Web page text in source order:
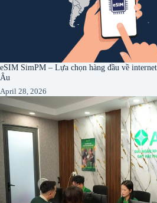
eSIM SimPM – Lựa chọn hàng đầu về
Âu
April 28, 2026